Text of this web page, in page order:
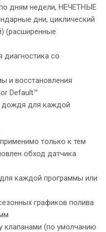
по дням недели, НЕЧЕТНЫЕ
дни, циклический
(расширенные
диагностика со
и восстановления
Default™
дождя для каждой
только к тем
обход датчика
каждой программы или
графиков полива
клапанами (по умолчанию